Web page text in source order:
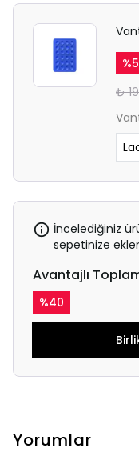
%
₺
İncelediğiniz
sepetinize
Avantajlı
%40
Yorumlar